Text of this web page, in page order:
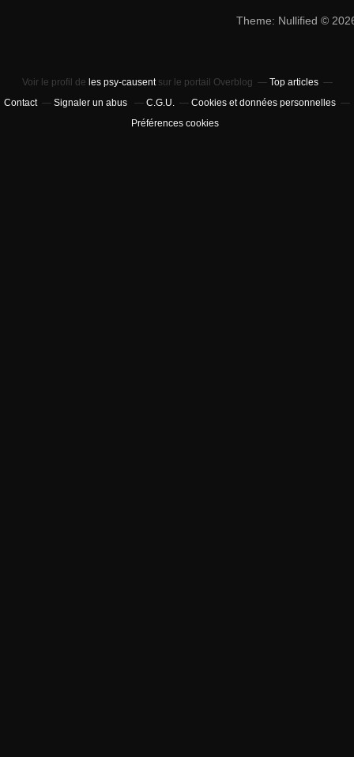
Theme: Nullified ©
Voir le profil de les psy-causentsur le portail Overblog
Top articles
Contact
Signaler un abus C.G.U.
Cookies et données personnelles
Préférences cookies